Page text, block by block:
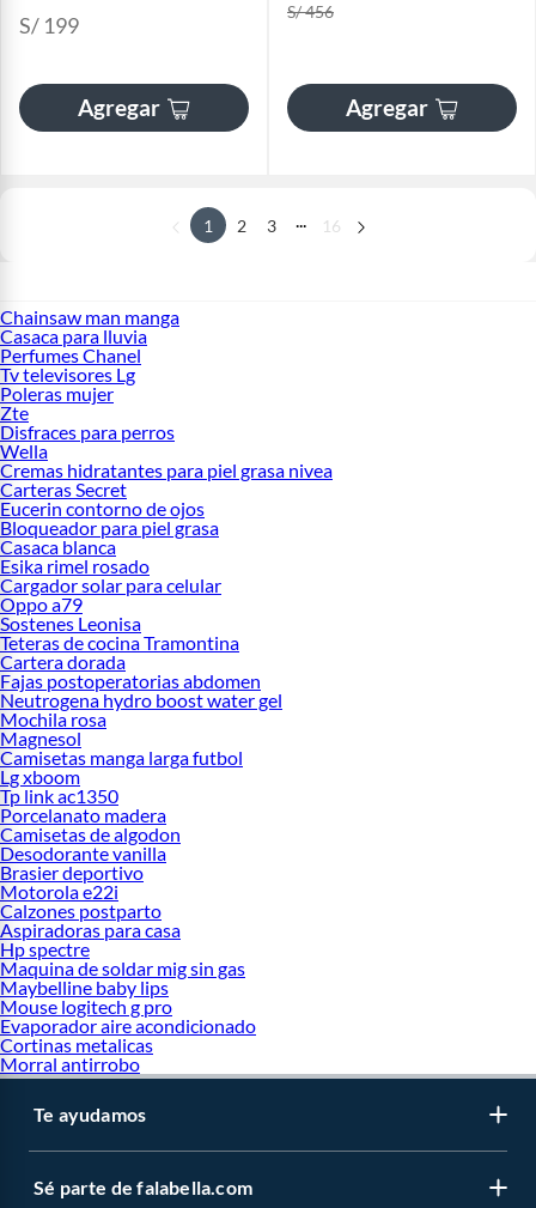
S/ 199
Agregar
S/ 456
Agregar
1 2 3 16
Chainsaw man manga
Casaca para lluvia
Perfumes Chanel
Tv televisores Lg
Poleras mujer
Zte
Disfraces para perros
Wella
Cremas hidratantes para piel grasa nivea
Carteras Secret
Eucerin contorno de ojos
Bloqueador para piel grasa
Casaca blanca
Esika rimel rosado
Cargador solar para celular
Oppo a79
Sostenes Leonisa
Teteras de cocina Tramontina
Cartera dorada
Fajas postoperatorias abdomen
Neutrogena hydro boost water gel
Mochila rosa
Magnesol
Camisetas manga larga futbol
Lg xboom
Tp link ac1350
Porcelanato madera
Camisetas de algodon
Desodorante vanilla
Brasier deportivo
Motorola e22i
Calzones postparto
Aspiradoras para casa
Hp spectre
Maquina de soldar mig sin gas
Maybelline baby lips
Mouse logitech g pro
Evaporador aire acondicionado
Cortinas metalicas
Morral antirrobo
Te ayudamos
Sé parte de falabella.com